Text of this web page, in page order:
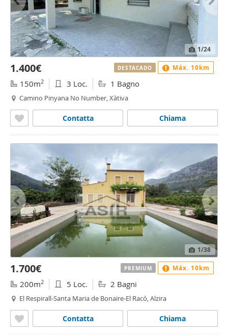
1/24
1.400€
150m2 3 Loc. 1 Bagno
Camino Pinyana No Number, Xàtiva
Chiama
Contatta
DESTACADO Máx. 10km
1/38
1.700€
200m2 5 Loc. 2 Bagni
El Respirall-Santa Maria de Bonaire-El Racó, Alzira
Chiama
Contatta
PREMIUM Máx. 10km